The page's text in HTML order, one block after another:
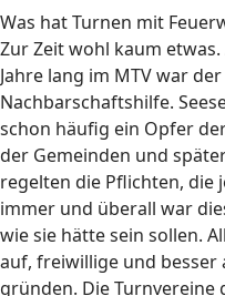
Was hat Turnen mit
Zur Zeit wohl kaum
Jahre lang im MTV war
Nachbarschaftshilfe.
schon häufig ein Opfer
der Gemeinden und
regelten die Pflichten, die
immer und überall war
wie sie hätte sein sollen.
auf, freiwillige und besser
gründen. Die